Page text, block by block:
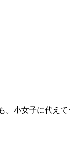
小女子に代えて